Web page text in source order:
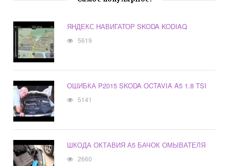
ЯНДЕКС НАВИГАТОР SKODA KODIAQ
5619
ОШИБКА P2015 SKODA OCTAVIA A5 1.8 TSI
5141
ШКОДА ОКТАВИЯ А5 БАЧОК ОМЫВАТЕЛЯ
2660